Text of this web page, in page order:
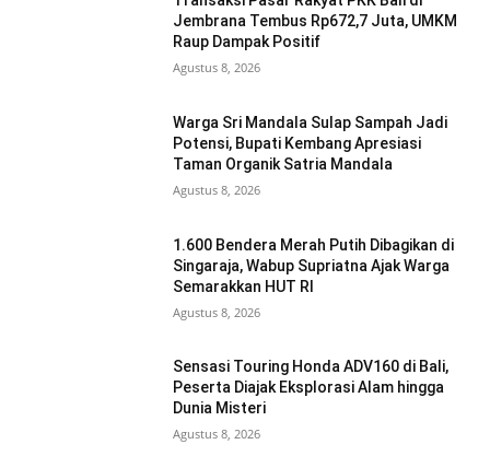
Jembrana Tembus Rp672,7 Juta, UMKM
Raup Dampak Positif
Agustus 8, 2026
Warga Sri Mandala Sulap Sampah Jadi
Potensi, Bupati Kembang Apresiasi
Taman Organik Satria Mandala
Agustus 8, 2026
1.600 Bendera Merah Putih Dibagikan di
Singaraja, Wabup Supriatna Ajak Warga
Semarakkan HUT RI
Agustus 8, 2026
Sensasi Touring Honda ADV160 di Bali,
Peserta Diajak Eksplorasi Alam hingga
Dunia Misteri
Agustus 8, 2026